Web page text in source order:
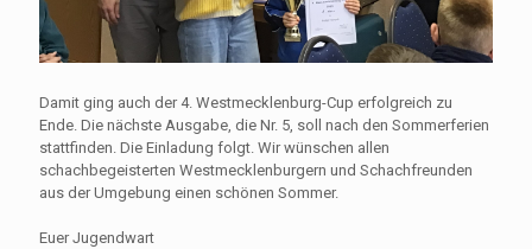
Damit ging auch der 4. Westmecklenburg-Cup erfolgreich zu
Ende. Die nächste Ausgabe, die Nr. 5, soll nach den Sommerferien
stattfinden. Die Einladung folgt. Wir wünschen allen
schachbegeisterten Westmecklenburgern und Schachfreunden
aus der Umgebung einen schönen Sommer.
Euer Jugendwart